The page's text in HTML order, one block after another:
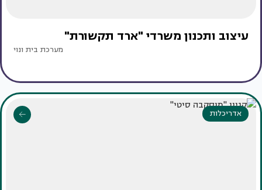
עיצוב ותכנון משרדי "ארד תקשורת"
מערכת בית ונוי
אדריכלות